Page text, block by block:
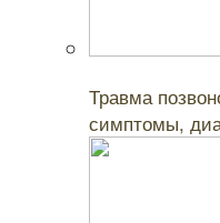
Травма
симптомы,